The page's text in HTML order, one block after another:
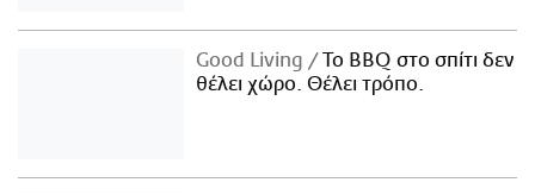
Good Living
Το BBQ στο σπίτι δεν
θέλει χώρο. Θέλει τρόπο.